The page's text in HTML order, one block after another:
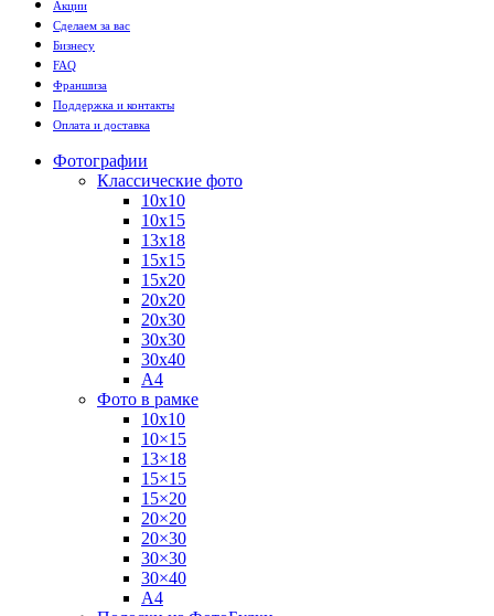
Акции
Сделаем за вас
Бизнесу
FAQ
Франшиза
Поддержка и контакты
Оплата и доставка
Фотографии
Классические фото
10х10
10х15
13х18
15х15
15х20
20х20
20х30
30х30
30х40
А4
Фото в рамке
10х10
10×15
13×18
15×15
15×20
20×20
20×30
30×30
30×40
A4